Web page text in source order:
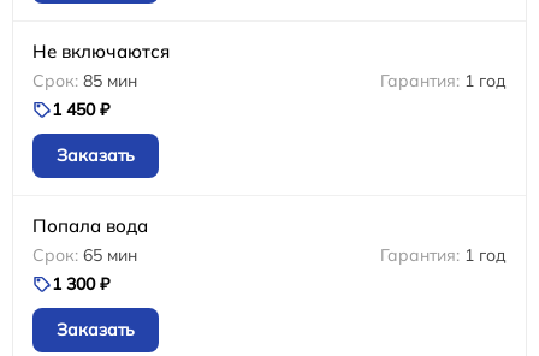
Не включаются
85 мин
1 год
1 450 ₽
Заказать
Попала вода
65 мин
1 год
1 300 ₽
Заказать